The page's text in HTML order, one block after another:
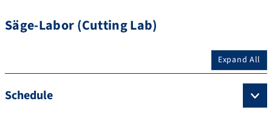
Säge-Labor (Cutting Lab)
Expand All
Schedule